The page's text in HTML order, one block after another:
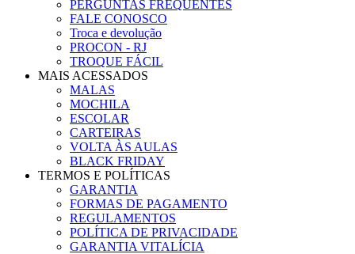
PERGUNTAS FREQUENTES
FALE CONOSCO
Troca e devolução
PROCON - RJ
TROQUE FÁCIL
MAIS ACESSADOS
MALAS
MOCHILA
ESCOLAR
CARTEIRAS
VOLTA ÀS AULAS
BLACK FRIDAY
TERMOS E POLÍTICAS
GARANTIA
FORMAS DE PAGAMENTO
REGULAMENTOS
POLÍTICA DE PRIVACIDADE
GARANTIA VITALÍCIA